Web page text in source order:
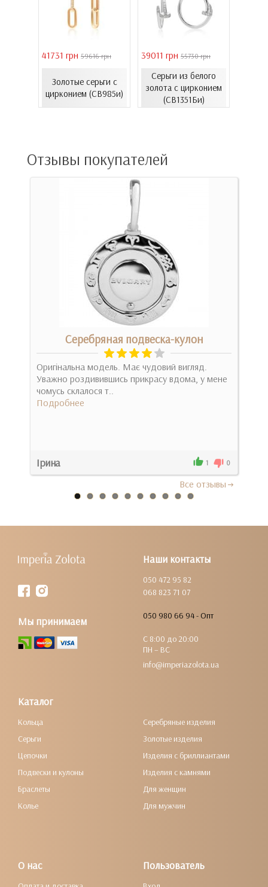
41731 грн 59616 грн
Золотые серьги с
цирконием (СВ985и)
39011 грн 55730 грн
Серьги из белого
золота с цирконием
(СВ1351Би)
Отзывы покупателей
Серебряная подвеска-кулон
Оригінальна модель. Має чудовий вигляд.
Уважно роздивившись прикрасу вдома, у мене
чомусь склалося т..
Подробнее
Ірина 1 0
Все отзывы
Наши контакты
050 472 95 82
068 823 71 07
050 980 66 94 - Опт
С 8:00 до 20:00
ПН – ВС
info@imperiazolota.ua
Мы принимаем
Каталог
Кольца
Серьги
Цепочки
Подвески и кулоны
Браслеты
Колье
Серебряные изделия
Золотые изделия
Изделия с бриллиантами
Изделия с камнями
Для женщин
Для мужчин
О нас Пользователь